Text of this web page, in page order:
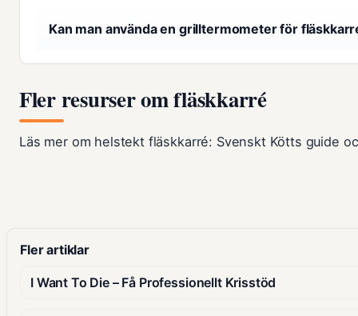
Kan man använda en grilltermometer för
Fler resurser om fläskkarré
Läs mer om helstekt fläskkarré: Svenskt Kötts guide
Fler artiklar
I Want To Die – Få Professionellt Krisstöd